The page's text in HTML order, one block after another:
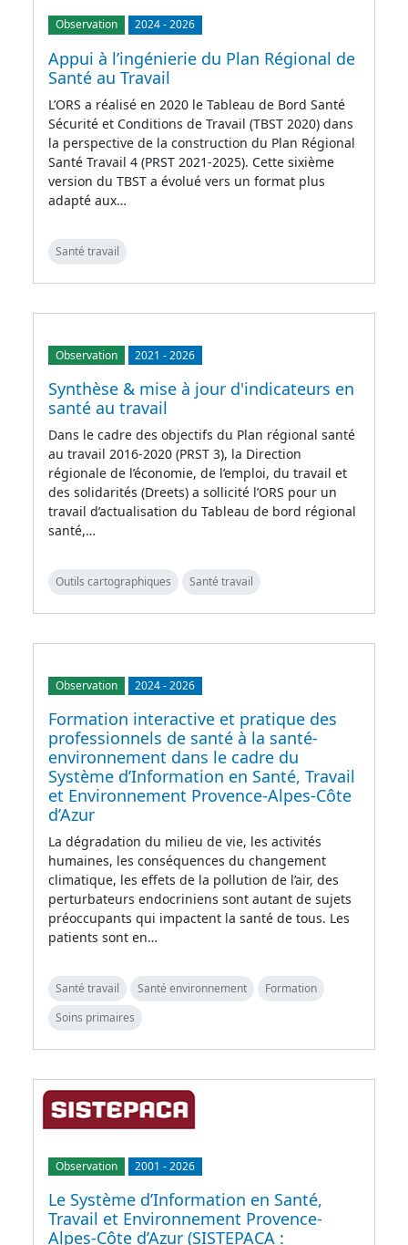
Observation 2024-2026
Appui à l’ingénierie du Plan Régional de
Santé au Travail
L’ORS a réalisé en 2020 le Tableau de Bord Santé
Sécurité et Conditions de Travail (TBST 2020) dans
la perspective de la construction du Plan Régional
Santé Travail 4 (PRST 2021-2025). Cette sixième
version du TBST a évolué vers un format plus
adapté aux…
Santé travail
Observation 2021 -2026
Synthèse & mise à jour d'indicateurs en
santé au travail
Dans le cadre des objectifs du Plan régional santé
au travail 2016-2020 (PRST 3), la Direction
régionale de l’économie, de l’emploi, du travail et
des solidarités (Dreets) a sollicité l’ORS pour un
travail d’actualisation du Tableau de bord régional
santé,…
Outils cartographiques Santé travail
Observation 2024-2026
Formation interactive et pratique des
professionnels de santé à la santé-
environnement dans le cadre du
Système d’Information en Santé, Travail
et Environnement Provence-Alpes-Côte
d’Azur
La dégradation du milieu de vie, les activités
humaines, les conséquences du changement
climatique, les effets de la pollution de l’air, des
perturbateurs endocriniens sont autant de sujets
préoccupants qui impactent la santé de tous. Les
patients sont en…
Santé travail Santé environnement
Formation
Soins primaires
Observation 2001 -2026
Le Système d’Information en Santé,
Travail et Environnement Provence-
Alpes-Côte d’Azur (SISTEPACA :